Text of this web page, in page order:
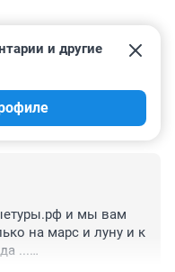
и другие
и мы вам
на марс и луну и к
...